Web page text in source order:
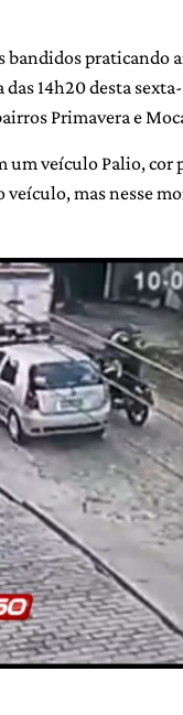
bandidos praticando
14h20 desta
Primavera e
veículo Palio, cor
veículo, mas nesse